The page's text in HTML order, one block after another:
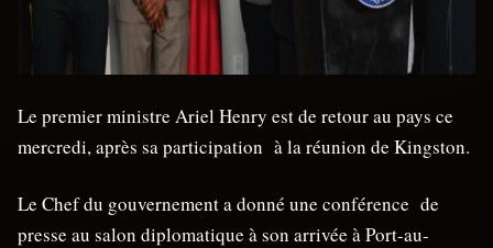
Le premier ministre Ariel Henry est de retour au pays ce
mercredi, après sa participation à la réunion de Kingston.
Le Chef du gouvernement a donné une conférence de
presse au salon diplomatique à son arrivée à Port-au-